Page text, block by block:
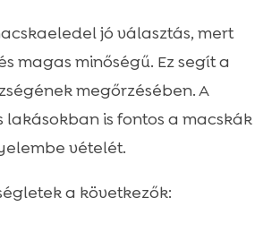
jó választás, mert
magas minőségű. Ez segít a
megőrzésében. A
lakásokban is fontos a macskák
vételét.
a következők: